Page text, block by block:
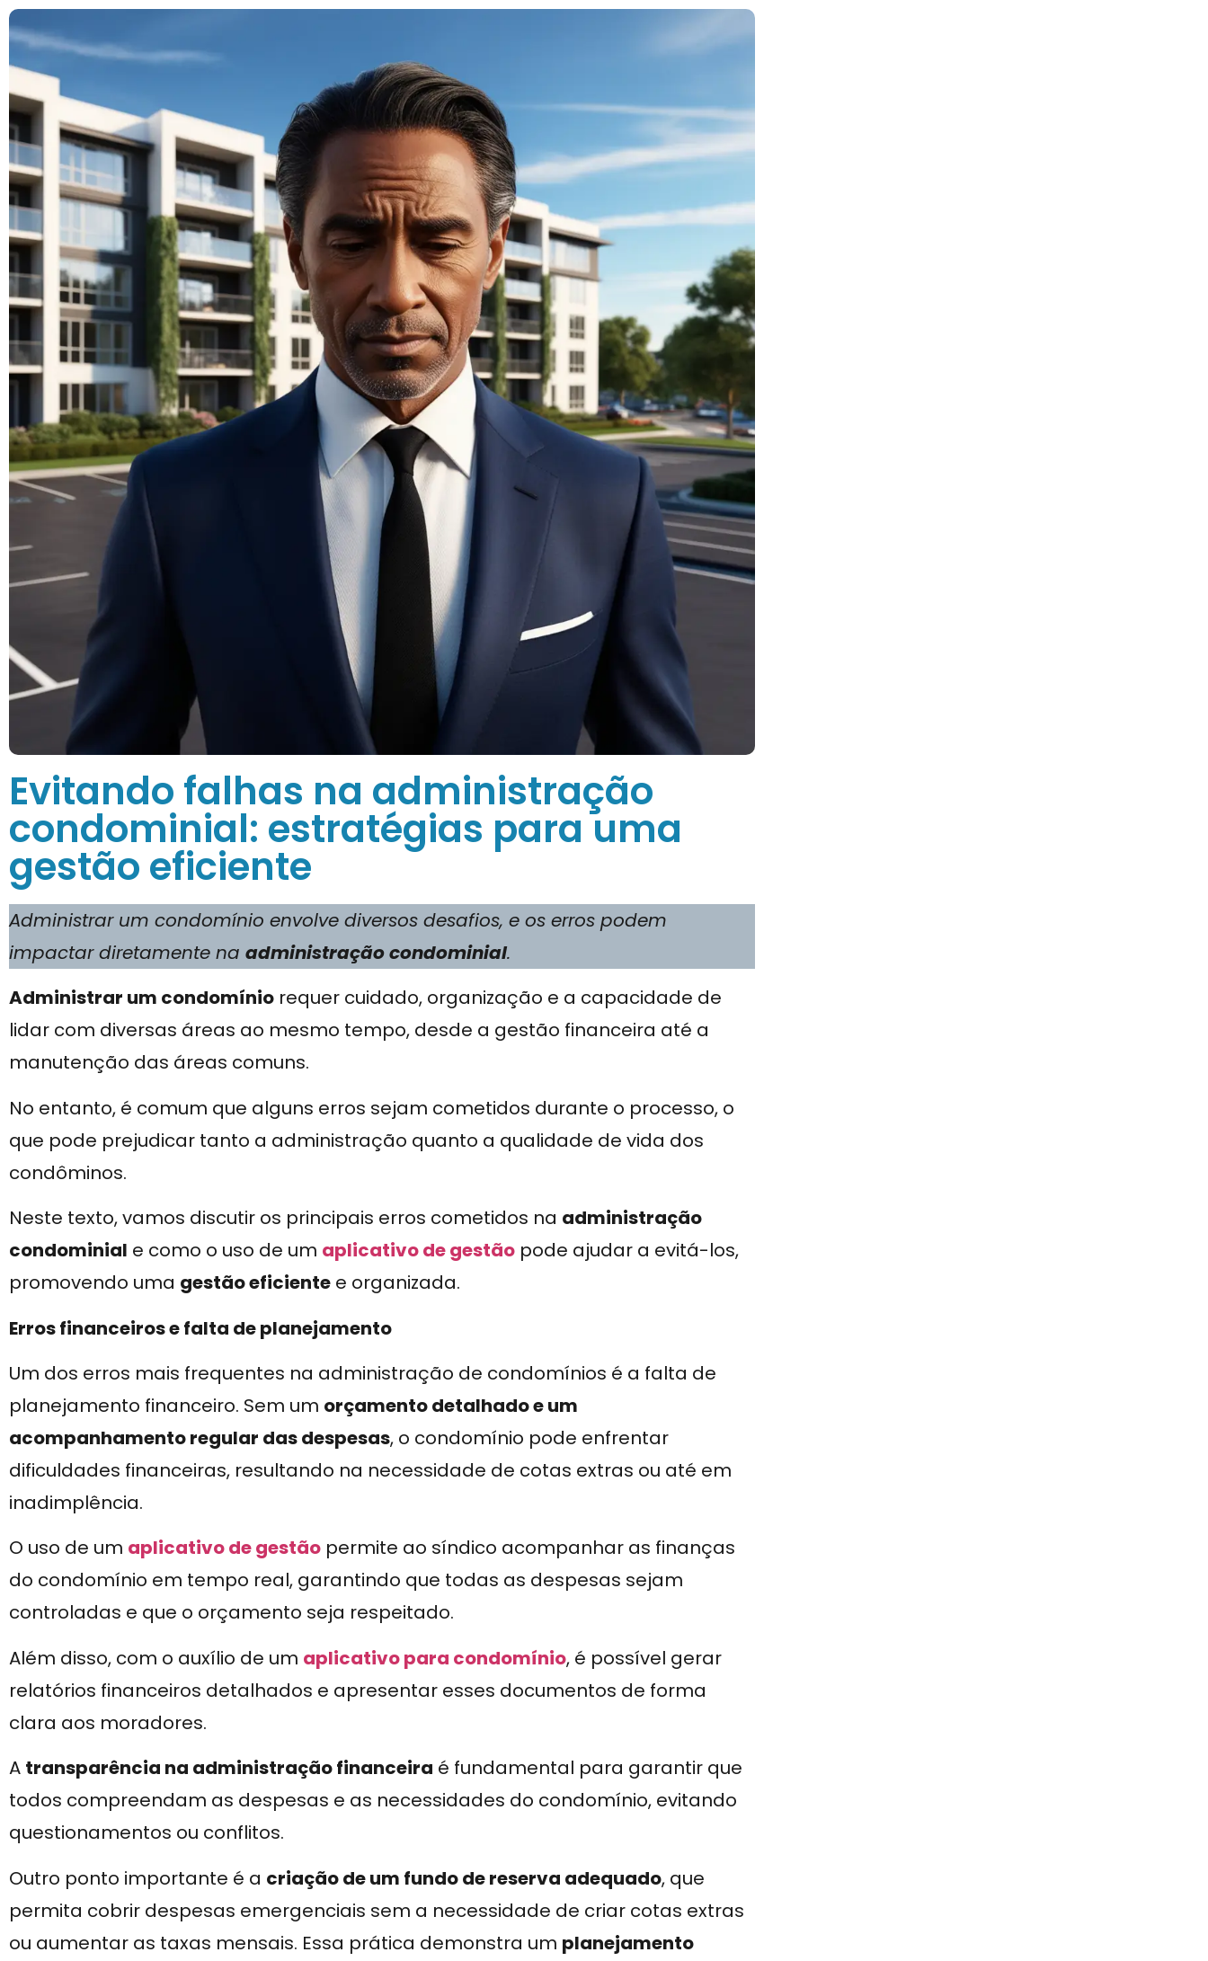
Evitando falhas na administração
condominial: estratégias para uma
gestão eficiente
Administrar um condomínio envolve diversos desafios, e os erros podem
impactar diretamente na administração condominial.
Administrar um condomínio requer cuidado, organização e a capacidade de
lidar com diversas áreas ao mesmo tempo, desde a gestão financeira até a
manutenção das áreas comuns.
No entanto, é comum que alguns erros sejam cometidos durante o processo, o
que pode prejudicar tanto a administração quanto a qualidade de vida dos
condôminos.
Neste texto, vamos discutir os principais erros cometidos na administração
condominial e como o uso de um aplicativo de gestão pode ajudar a evitá-los,
promovendo uma gestão eficiente e organizada.
Erros financeiros e falta de planejamento
Um dos erros mais frequentes na administração de condomínios é a falta de
planejamento financeiro. Sem um orçamento detalhado e um
acompanhamento regular das despesas, o condomínio pode enfrentar
dificuldades financeiras, resultando na necessidade de cotas extras ou até em
inadimplência.
O uso de um aplicativo de gestão permite ao síndico acompanhar as finanças
do condomínio em tempo real, garantindo que todas as despesas sejam
controladas e que o orçamento seja respeitado.
Além disso, com o auxílio de um aplicativo para condomínio, é possível gerar
relatórios financeiros detalhados e apresentar esses documentos de forma
clara aos moradores.
A transparência na administração financeira é fundamental para garantir que
todos compreendam as despesas e as necessidades do condomínio, evitando
questionamentos ou conflitos.
Outro ponto importante é a criação de um fundo de reserva adequado, que
permita cobrir despesas emergenciais sem a necessidade de criar cotas extras
ou aumentar as taxas mensais. Essa prática demonstra um planejamento